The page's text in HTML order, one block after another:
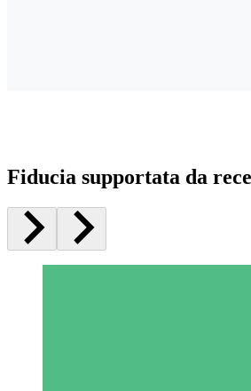
Fiducia supportata da